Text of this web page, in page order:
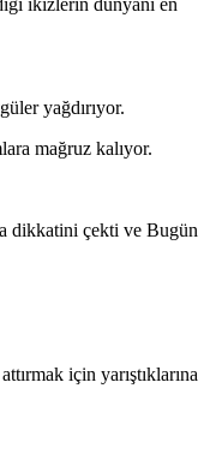
yağdırıyor.
mağruz kalıyor.
dikkatini çekti ve Bugün
için yarıştıklarına